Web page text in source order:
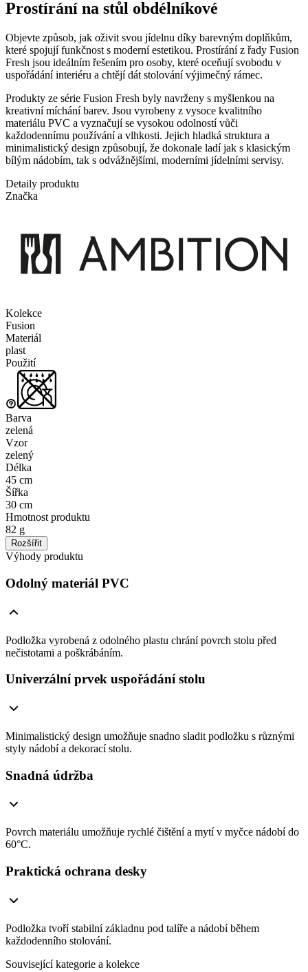
Prostírání na stůl obdélníkové
Objevte způsob, jak oživit svou jídelnu díky barevným doplňkům,
které spojují funkčnost s moderní estetikou. Prostírání z řady Fusion
Fresh jsou ideálním řešením pro osoby, které oceňují svobodu v
uspořádání interiéru a chtějí dát stolování výjimečný rámec.
Produkty ze série Fusion Fresh byly navrženy s myšlenkou na
kreativní míchání barev. Jsou vyrobeny z vysoce kvalitního
materiálu PVC a vyznačují se vysokou odolností vůči
každodennímu používání a vlhkosti. Jejich hladká struktura a
minimalistický design způsobují, že dokonale ladí jak s klasickým
bílým nádobím, tak s odvážnějšími, moderními jídelními servisy.
Detaily produktu
Značka
Kolekce
Fusion
Materiál
plast
Použití
Barva
zelená
Vzor
zelený
Délka
45 cm
Šířka
30 cm
Hmotnost produktu
82 g
Rozšířit
Výhody produktu
Odolný materiál PVC
Podložka vyrobená z odolného plastu chrání povrch stolu před
nečistotami a poškrábáním.
Univerzální prvek uspořádání stolu
Minimalistický design umožňuje snadno sladit podložku s různými
styly nádobí a dekorací stolu.
Snadná údržba
Povrch materiálu umožňuje rychlé čištění a mytí v myčce nádobí do
60°C.
Praktická ochrana desky
Podložka tvoří stabilní základnu pod talíře a nádobí během
každodenního stolování.
Související kategorie a kolekce